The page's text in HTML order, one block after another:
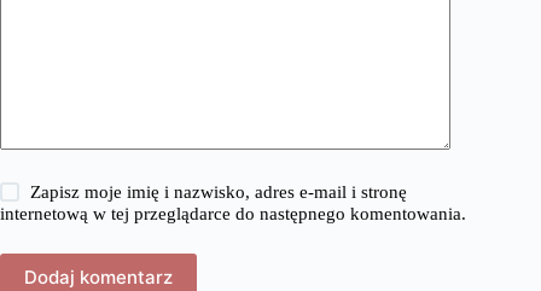
Zapisz moje imię i nazwisko, adres e-mail i stronę
internetową w tej przeglądarce do następnego komentowania.
Dodaj komentarz